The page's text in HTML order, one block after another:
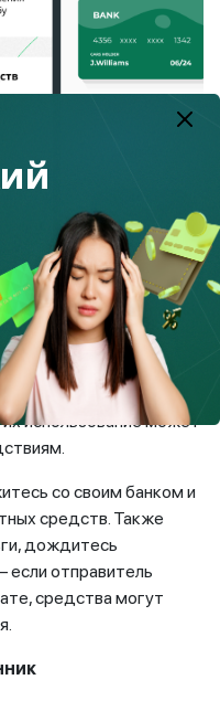
деньги по ошибке?
– вам поступили
понимать, что эти
использование может
со своим банком и
средств. Также
дождитесь
если отправитель
средства могут